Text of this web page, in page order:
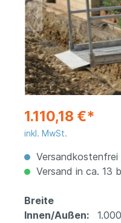
1.110,18 €*
inkl. MwSt.
Versandkostenfrei
Versand in ca. 13
Breite
Innen/Außen: